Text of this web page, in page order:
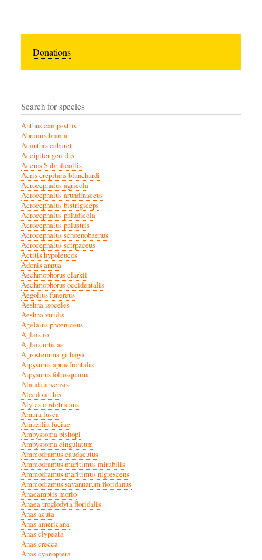
Donations
Search for species
Anthus campestris
Abramis brama
Acanthis cabaret
Accipiter gentilis
Aceros Subruficollis
Acris crepitans blanchardi
Acrocephalus agricola
Acrocephalus arundinaceus
Acrocephalus bistrigiceps
Acrocephalus paludicola
Acrocephalus palustris
Acrocephalus schoenobaenus
Acrocephalus scirpaceus
Actitis hypoleucos
Adonis annua
Aechmophorus clarkii
Aechmophorus occidentalis
Aegolius funereus
Aeshna isoceles
Aeshna viridis
Agelaius phoeniceus
Aglais io
Aglais urticae
Agrostemma githago
Aipysurus apraefrontalis
Aipysurus foliosquama
Alauda arvensis
Alcedo atthis
Alytes obstetricans
Amara fusca
Amazilia luciae
Ambystoma bishopi
Ambystoma cingulatum
Ammodramus caudacutus
Ammodramus maritimus mirabilis
Ammodramus maritimus nigrescens
Ammodramus savannarum floridanus
Anacamptis morio
Anaea troglodyta floridalis
Anas acuta
Anas americana
Anas clypeata
Anas crecca
Anas cyanoptera